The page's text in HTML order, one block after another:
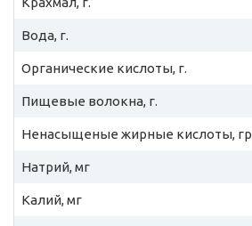
Вода, г.
Органические кислоты, г.
Пищевые волокна, г.
Ненасыщеные жирные кислоты, гр
Натрий, мг
Калий, мг